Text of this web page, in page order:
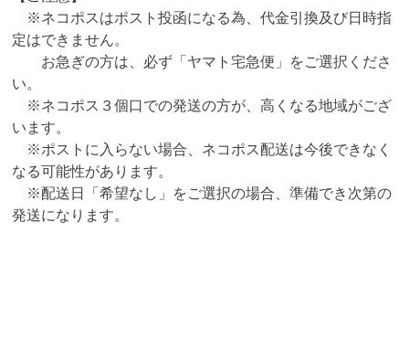
※ネコポスはポスト投函になる為、代金引換及び日時指
定はできません。
お急ぎの方は、必ず「ヤマト宅急便」をご選択くださ
い。
※ネコポス３個口での発送の方が、高くなる地域がござ
います。
※ポストに入らない場合、ネコポス配送は今後できなく
なる可能性があります。
※配送日「希望なし」をご選択の場合、準備でき次第の
発送になります。